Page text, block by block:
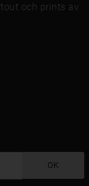
och prints av
OK